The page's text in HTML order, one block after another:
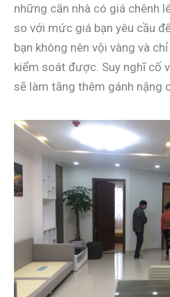
những căn nhà có giá chênh
so với mức giá bạn yêu cầu
bạn không nên vội vàng và
kiểm soát được. Suy nghĩ cố
sẽ làm tăng thêm gánh nặng